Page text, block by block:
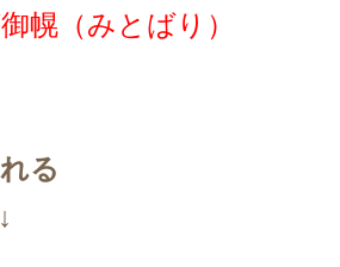
幌（みとばり）
る